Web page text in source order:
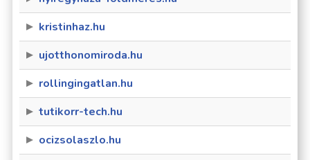
kristinhaz.hu
ujotthonomiroda.hu
rollingingatlan.hu
tutikorr-tech.hu
ocizsolaszlo.hu